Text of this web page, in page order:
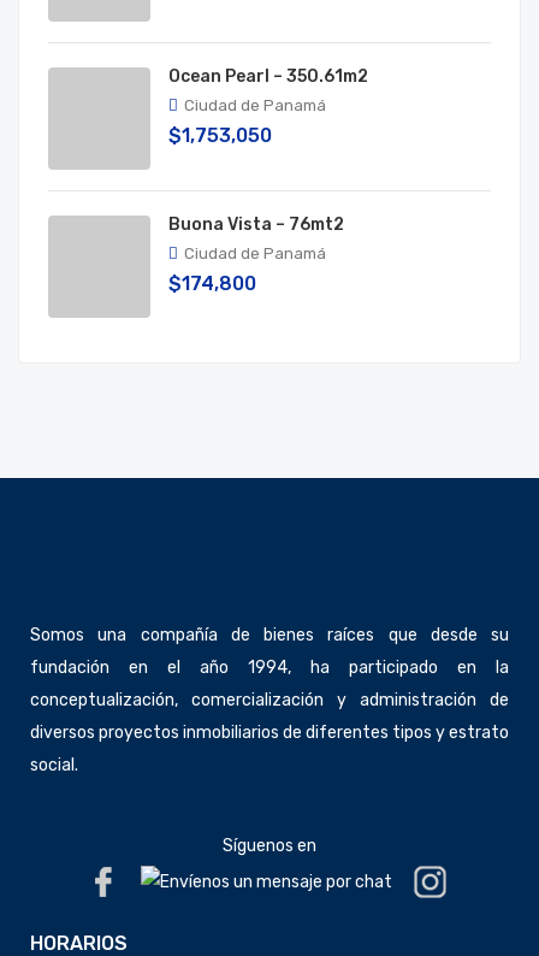
Ocean Pearl – 350.61m2
Ciudad de Panamá
$1,753,050
Buona Vista – 76mt2
Ciudad de Panamá
$174,800
Somos una compañía de bienes raíces que desde su
fundación en el año 1994, ha participado en la
conceptualización, comercialización y administración de
diversos proyectos inmobiliarios de diferentes tipos y estrato
social.
Síguenos en
HORARIOS